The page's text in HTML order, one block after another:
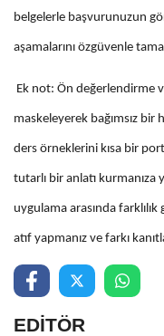
belgelerle başvurunuzun
aşamalarını özgüvenle
Ek not: Ön değerlendirme
maskeleyerek bağımsız
ders örneklerini kısa bir
tutarlı bir anlatı kurmanıza
uygulama arasında
atıf yapmanız ve farkı
EDİTÖR